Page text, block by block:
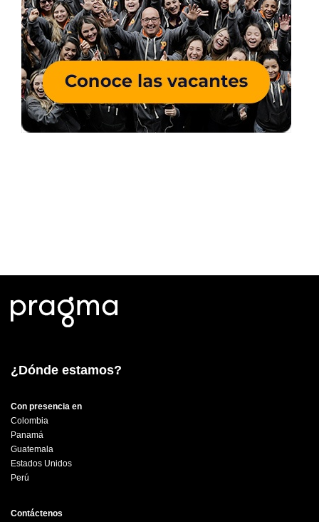
¿Dónde estamos?
Con presencia en
Colombia
Panamá
Guatemala
Estados Unidos
Perú
Contáctenos